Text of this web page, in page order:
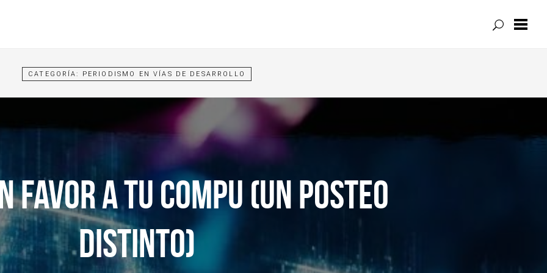
CATEGORÍA: PERIODISMO EN VÍAS DE DESARROLLO
FAVOR A TU COMPU (UN POSTEO
DISTINTO)